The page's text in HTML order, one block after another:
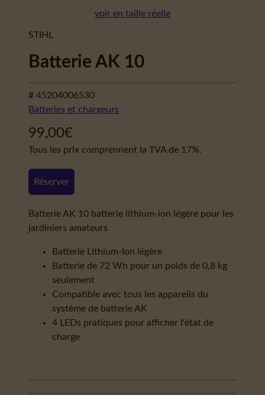
voir en taille réelle
STIHL
Batterie AK 10
# 45204006530
Batteries et chargeurs
99,00€
Tous les prix comprennent la TVA de 17%.
Réserver
Batterie AK 10 batterie lithium-ion légère pour les
jardiniers amateurs
Batterie Lithium-Ion légère
Batterie de 72 Wh pour un poids de 0,8 kg
seulement
Compatible avec tous les appareils du
système de batterie AK
4 LEDs pratiques pour afficher l'état de
charge